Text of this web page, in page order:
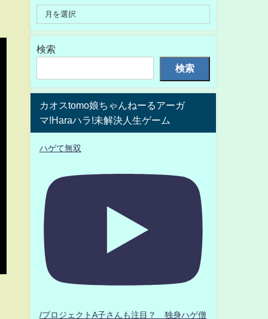
検索
検索
カオスtomo娘ちゃんねーるアーガ
マ!Haraハラ!未解決人生ゲーム
ハゲて無双
/プロジェクトA子さんも注目？ 独身ハゲ僧